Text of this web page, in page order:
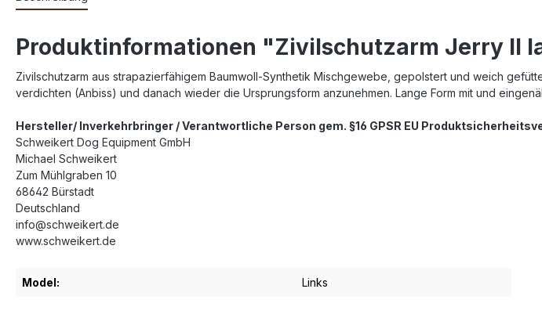
Produktinformationen "Zivilschutzarm Jerry II
Zivilschutzarm aus strapazierfähigem Baumwoll-Synthetik Mischgewebe, gepolstert und weich
verdichten (Anbiss) und danach wieder die Ursprungsform anzunehmen. Lange Form mit und
Hersteller/ Inverkehrbringer / Verantwortliche Person gem. §16 GPSR EU
Schweikert Dog Equipment GmbH
Michael Schweikert
Zum Mühlgraben 10
68642 Bürstadt
Deutschland
info@schweikert.de
www.schweikert.de
Model: Links